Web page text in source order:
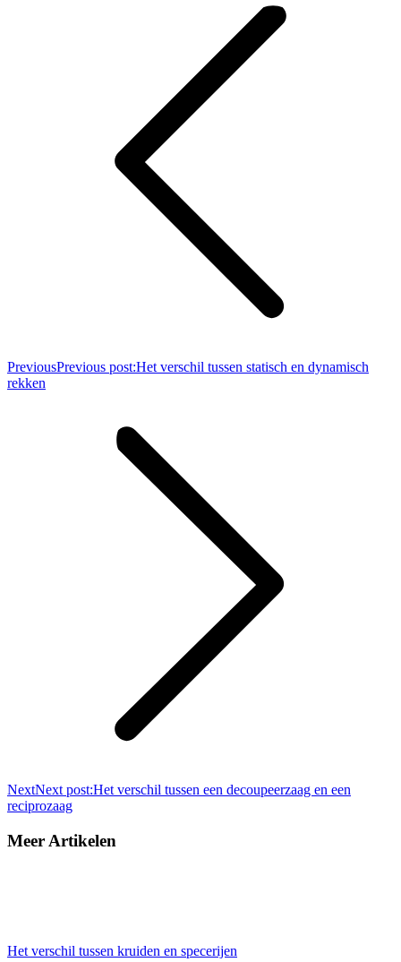
PreviousPrevious post:Het verschil tussen statisch en dynamisch
rekken
NextNext post:Het verschil tussen een decoupeerzaag en een
reciprozaag
Meer Artikelen
Het verschil tussen kruiden en specerijen